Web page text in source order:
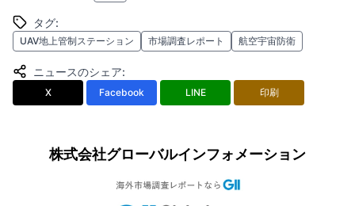
タグ:
UAV地上管制ステーション 市場調査レポート 航空宇宙防衛
ニュースのシェア:
X Facebook LINE 印刷
株式会社グローバルインフォメーション